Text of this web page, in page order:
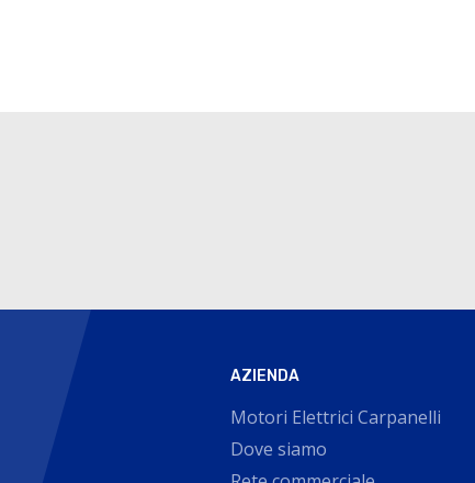
AZIENDA
Motori Elettrici Carpanelli
Dove siamo